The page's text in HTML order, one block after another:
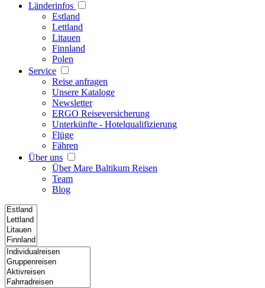
Länderinfos
Estland
Lettland
Litauen
Finnland
Polen
Service
Reise anfragen
Unsere Kataloge
Newsletter
ERGO Reiseversicherung
Unterkünfte - Hotelqualifizierung
Flüge
Fähren
Über uns
Über Mare Baltikum Reisen
Team
Blog